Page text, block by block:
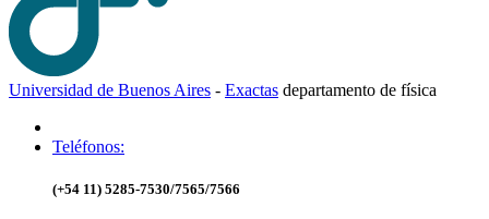
Universidad de Buenos Aires - Exactas departamento de física
Teléfonos:
(+54 11) 5285-7530/7565/7566